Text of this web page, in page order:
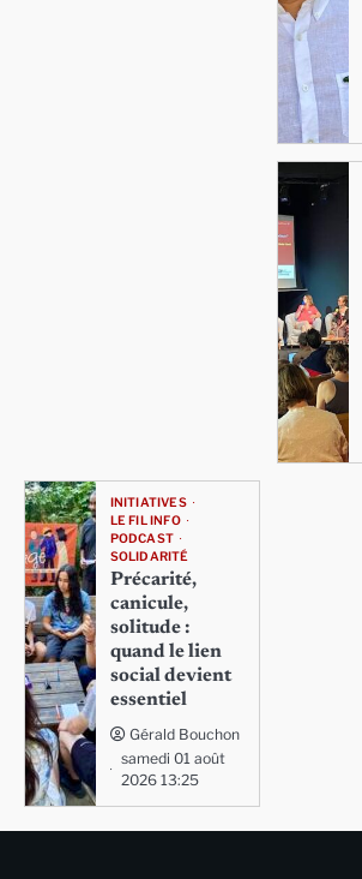
INITIATIVES
LE FIL INFO
PODCAST
SOLIDARITÉ
Précarité,
canicule,
solitude :
quand le lien
social devient
essentiel
Gérald Bouchon
samedi 01 août
2026 13:25